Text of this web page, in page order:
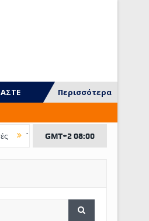
Περισσότερα
να διδάξουμε στα παιδιά
GMT+2 08:00